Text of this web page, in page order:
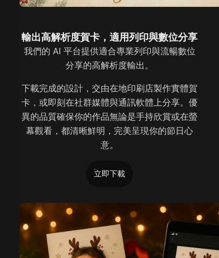
輸出高解析度賀卡，適用列印與數位分享
我們的 AI 平台提供適合專業列印與流暢數位
分享的高解析度輸出。
下載完成的設計，交由在地印刷店製作實體賀
卡，或即刻在社群媒體與通訊軟體上分享。優
異的品質確保你的作品無論是手持欣賞或在螢
幕觀看，都清晰鮮明，完美呈現你的節日心
意。
立即下載